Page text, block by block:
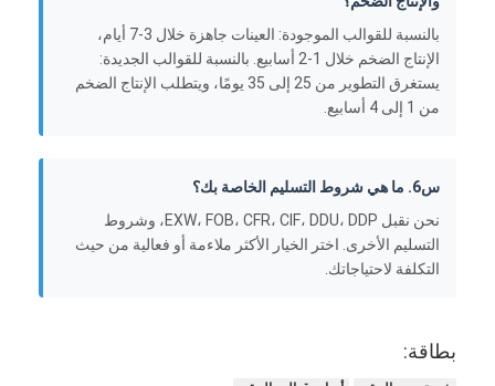
بالنسبة للقوالب الموجودة: العينات جاهزة خلال 3-7 أيام،
الإنتاج الضخم خلال 1-2 أسابيع. بالنسبة للقوالب الجديدة:
يستغرق التطوير من 25 إلى 35 يومًا، ويتطلب الإنتاج الضخم
من 1 إلى 4 أسابيع.
س6. ما هي شروط التسليم الخاصة بك؟
نحن نقبل EXW، FOB، CFR، CIF، DDU، DDP، وشروط
التسليم الأخرى. اختر الخيار الأكثر ملاءمة أو فعالية من حيث
التكلفة لاحتياجاتك.
بطاقة: